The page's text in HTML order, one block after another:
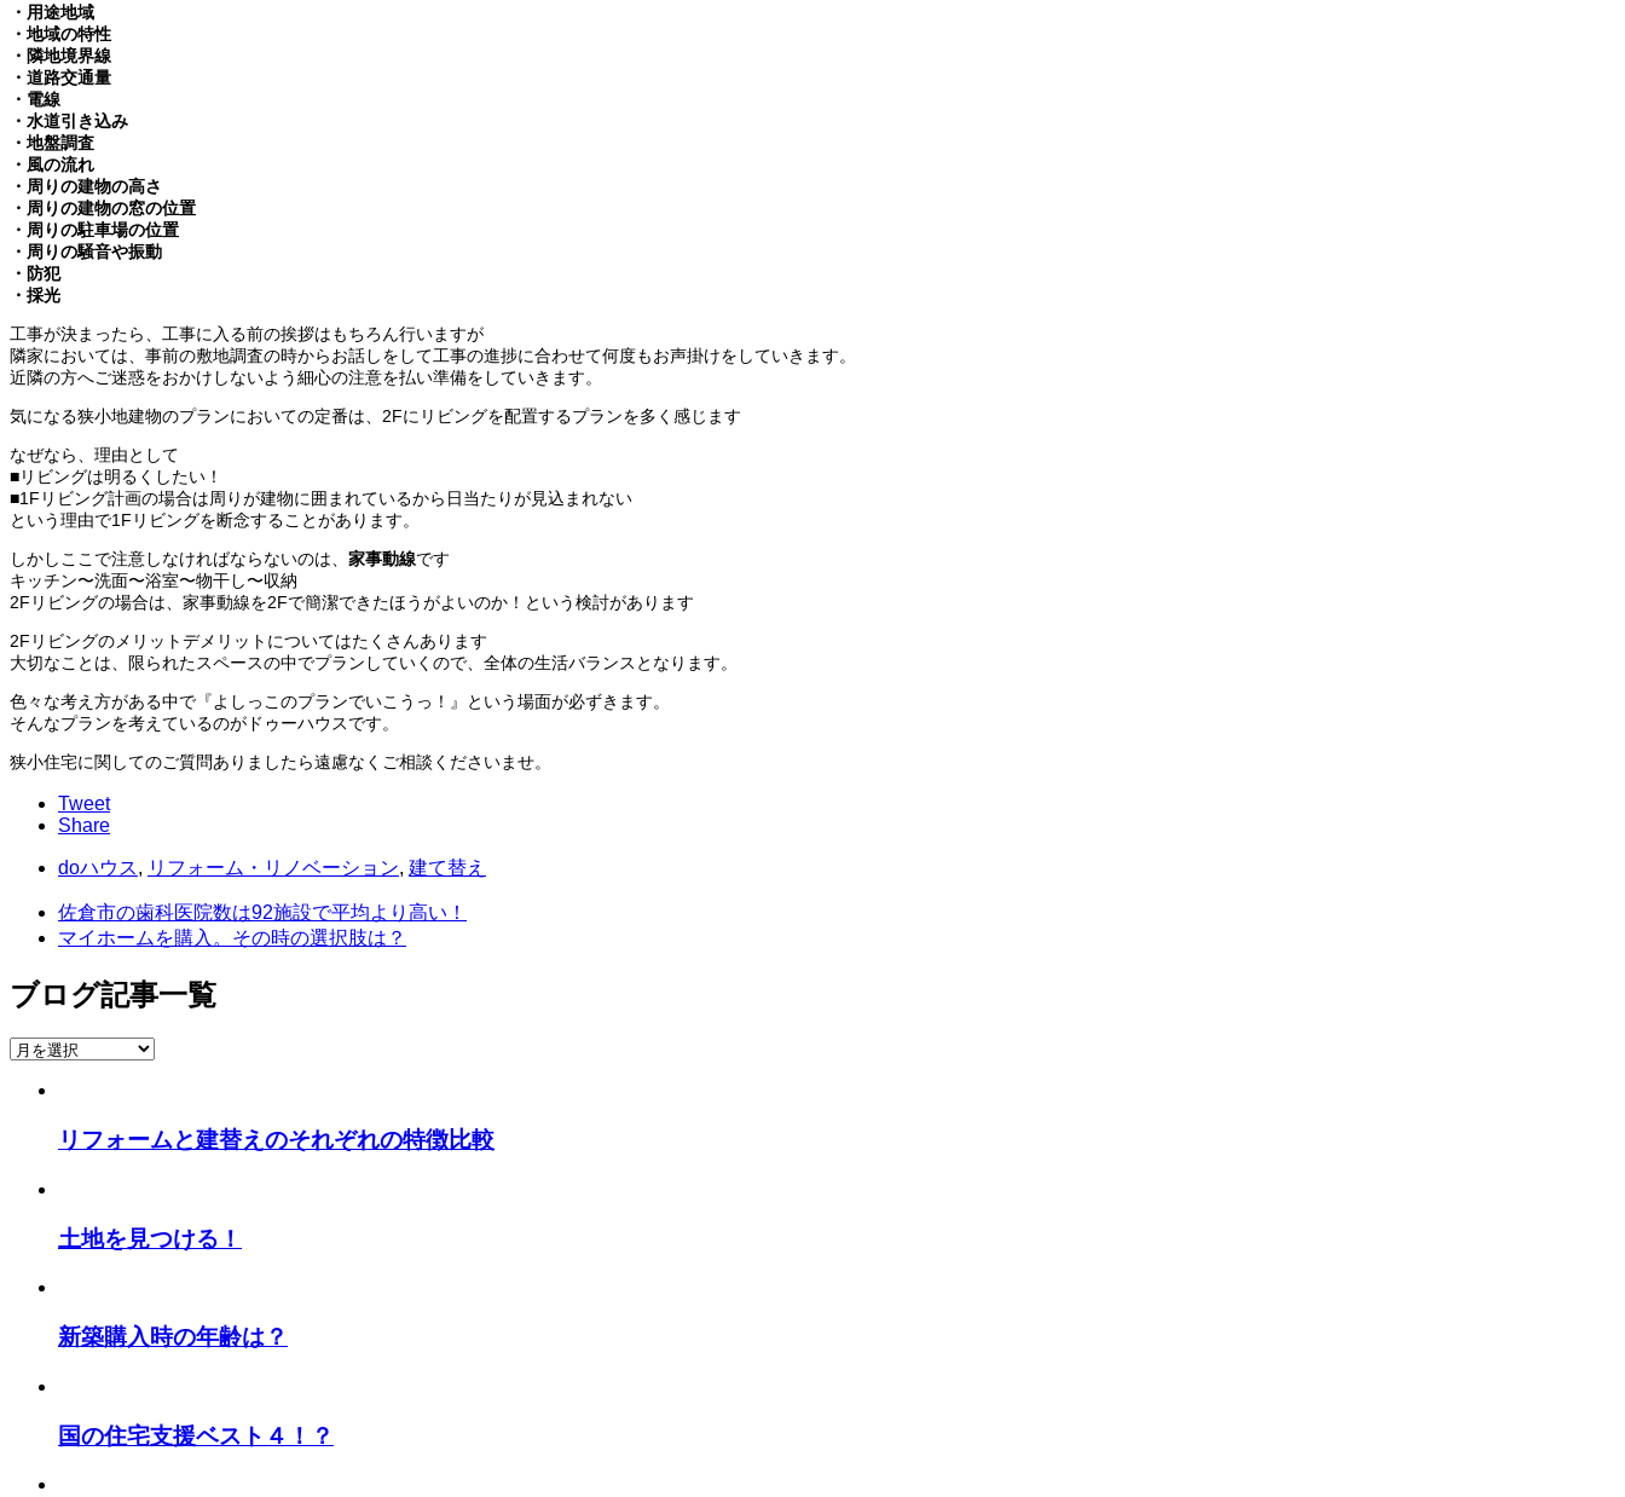
・用途地域
・地域の特性
・隣地境界線
・道路交通量
・電線
・水道引き込み
・地盤調査
・風の流れ
・周りの建物の高さ
・周りの建物の窓の位置
・周りの駐車場の位置
・周りの騒音や振動
・防犯
・採光
工事が決まったら、工事に入る前の挨拶はもちろん行いますが
隣家においては、 事前の敷地調査の時からお話しをして工事の進捗に合わせて何度もお声掛けをしていきます。
近隣の方へご迷惑をおかけしないよう細心の注意を払い準備をしていきます。
気になる狭小地建物のプランにおいての定番は、2Fにリビングを配置するプランを多く感じます
なぜなら、理由として
■リビングは明るくしたい！
■1Fリビング計画の場合は周りが建物に囲まれているから日当た りが見込まれない
という理由で1Fリビングを断念することがあります。
しかしここで注意しなければならないのは、 家事動線です
キッチン〜洗面〜浴室〜物干し〜収納
2Fリビングの場合は、家事動線を2Fで簡潔できたほうがよいのか！という検討があります
2Fリビングのメリットデメリットについてはたくさんあります
大切なことは、限られたスペースの中でプランしていくので、 全体の生活バランスとなります。
色々な考え方がある中で『よしっこのプランでいこうっ！』という場面が必ずきます。
そんなプランを考えているのがドゥーハウスです。
狭小住宅に関してのご質問ありましたら遠慮なくご相談くださいませ。
Tweet
Share
doハウス, リフォーム・リノベーション, 建て替え
佐倉市の歯科医院数は92施設で平均より高い！
マイホームを購入。その時の選択肢は？
ブログ記事一覧
ブ
リフォームと建替えのそれぞれの特徴比較
土地を見つける！
新築購入時の年齢は？
国の住宅支援ベスト４！？